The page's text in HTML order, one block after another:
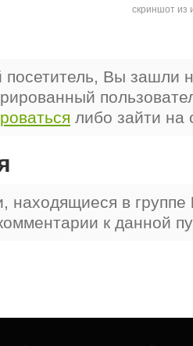
скриншот из
Вы зашли
либо зайти на
находящиеся в группе
к данной